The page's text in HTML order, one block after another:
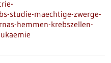
studie-maechtige-zwerge-
hemmen-krebszellen-